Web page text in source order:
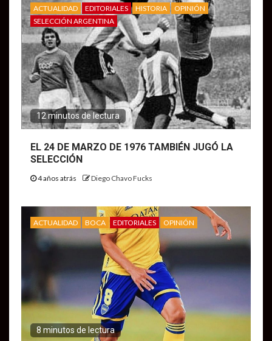
ACTUALIDAD EDITORIALES HISTORIA
OPINIÓN
SELECCIÓN ARGENTINA
12 minutos de lectura
EL 24 DE MARZO DE 1976 TAMBIÉN JUGÓ LA
SELECCIÓN
4 años atrás Diego Chavo Fucks
ACTUALIDAD BOCA EDITORIALES OPINIÓN
8 minutos de lectura